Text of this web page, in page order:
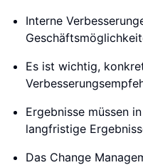
Interne
Es ist wichtig,
Ergebnisse müssen
langfristige
Das Change